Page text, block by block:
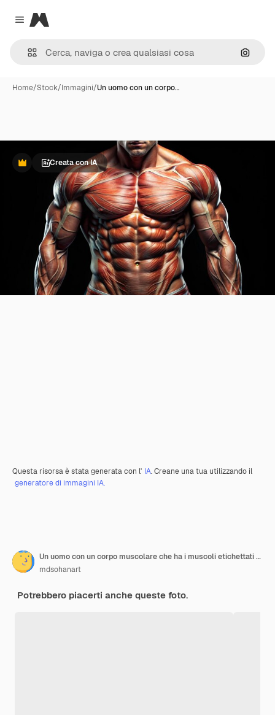
Close menu
Magnific
Cerca
Home/Stock/Immagini/Un uomo con un corpo…
PremiumCreata con IA
Questa risorsa è stata generata con l' IA. Creane una tua utilizzando il
generatore di immagini IA.
Un uomo con un corpo muscolare che ha i muscoli etichettati con la parola muscolare
mdsohanart
Potrebbero piacerti anche queste foto.